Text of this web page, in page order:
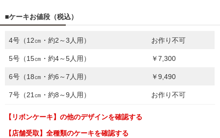
■ケーキお値段（税込）
4号（12㎝・約2～3人用） お作り不可
5号（15㎝・約4～5人用） ￥7,300
6号（18㎝・約6～7人用） ￥9,490
7号（21㎝・約8～9人用） お作り不可
【リボンケーキ】の他のデザインを確認する
【店舗受取】全種類のケーキを確認する